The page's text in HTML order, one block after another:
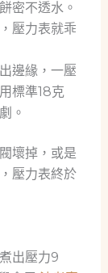
密不透水。
壓力表就乖
邊緣，一壓
標準18克
。
壞掉，或是
壓力表終於
出壓力9